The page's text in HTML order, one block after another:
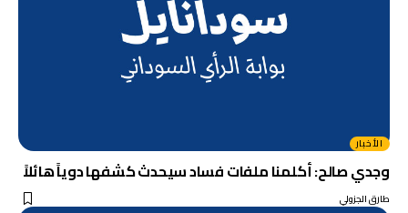
الأخبار
وجدي صالح: أكلمنا ملفات فساد سيحدث كشفها دوياً هائلاً
طارق الجزولي